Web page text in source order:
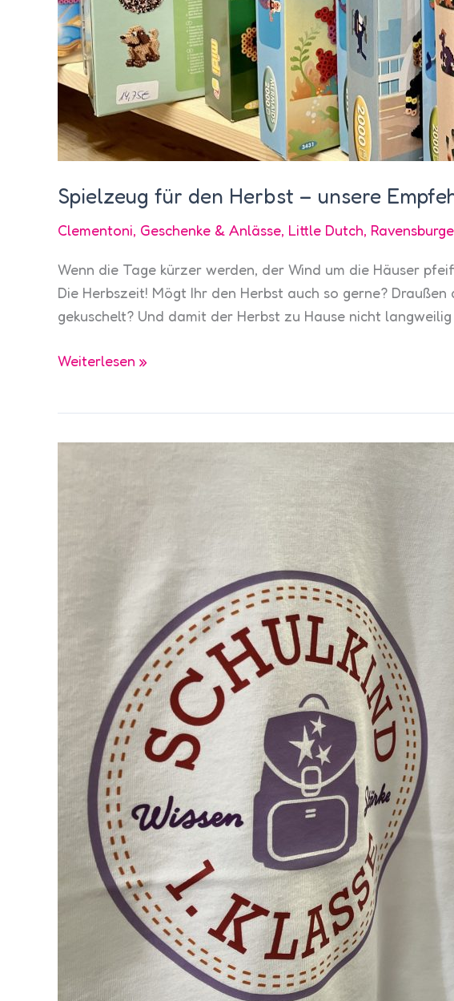
Spielzeug für den Herbst – unsere
Clementoni, Geschenke & Anlässe, Little Dutch,
Wenn die Tage kürzer werden, der Wind um die Häuser
Die Herbszeit! Mögt Ihr den Herbst auch so gerne?
gekuschelt? Und damit der Herbst zu Hause nicht langweilig
Spielzeug
unsere
Empfehlungen
Weiterlesen »